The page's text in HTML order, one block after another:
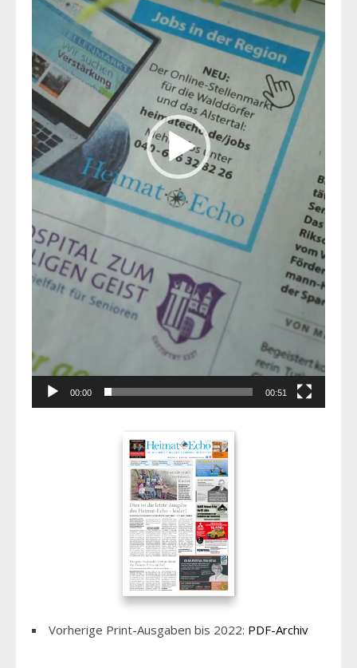
00:00 00:51
Vorherige Print-Ausgaben bis 2022: PDF-Archiv